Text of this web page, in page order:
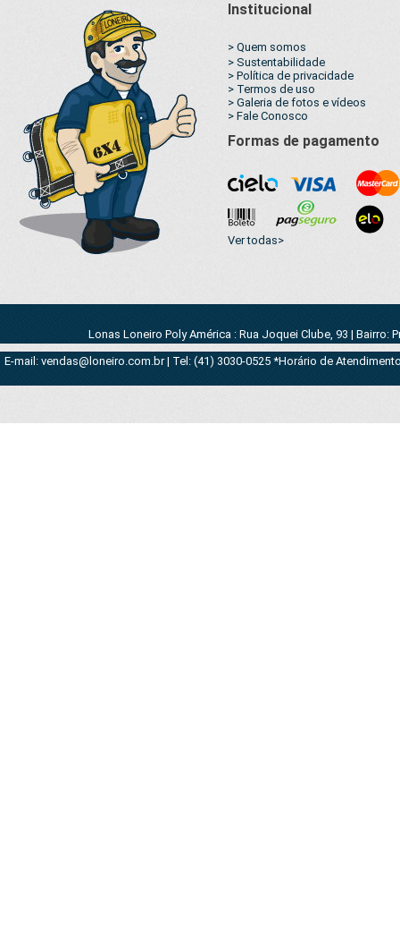
Institucional
> Quem somos
> Sustentabilidade
> Política de privacidade
> Termos de uso
> Galeria de fotos e vídeos
> Fale Conosco
Formas de pagamento
Ver todas>
Lonas Loneiro Poly América : Rua Joquei Clube, 93 | Bairro:
E-mail: vendas@loneiro.com.br | Tel: (41) 3030-0525 *Horário de